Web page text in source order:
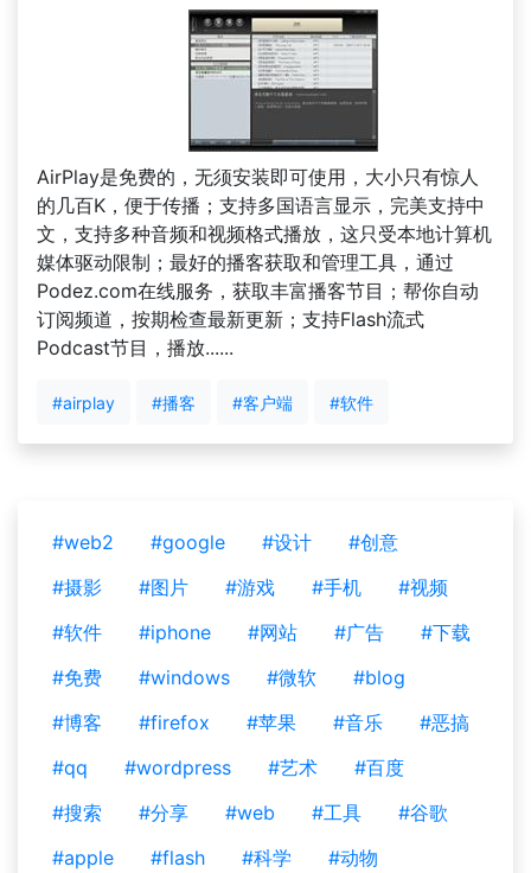
AirPlay是免费的，无须安装即可使用，大小只有惊人
的几百K，便于传播；支持多国语言显示，完美支持中
文，支持多种音频和视频格式播放，这只受本地计算机
媒体驱动限制；最好的播客获取和管理工具，通过
Podez.com在线服务，获取丰富播客节目；帮你自动
订阅频道，按期检查最新更新；支持Flash流式
Podcast节目，播放......
#airplay #播客 #客户端 #软件
#web2 #google #设计
#创意
#摄影
#图片 #游戏 #手机
#视频
#软件
#iphone #网站 #广告
#下载
#免费
#windows #微软
#blog
#博客
#firefox #苹果 #音乐
#恶搞
#qq
#wordpress #艺术
#百度
#搜索
#分享 #web #工具
#谷歌
#apple
#flash #科学
#动物